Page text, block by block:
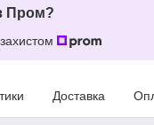
Пром?
Доставка